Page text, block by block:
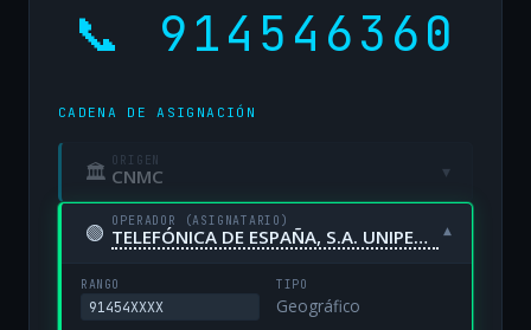
📞 914546360
CADENA DE ASIGNACIÓN
🏛 ORIGEN
CNMC ▾
🟢 OPERADOR (ASIGNATARIO)
TELEFÓNICA DE ESPAÑA, S.A. UNIPERSONAL ▾
RANGO
91454XXXX
TIPO
Geográfico